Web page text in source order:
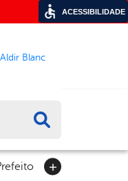
Blanc
ACESSIBILIDADE